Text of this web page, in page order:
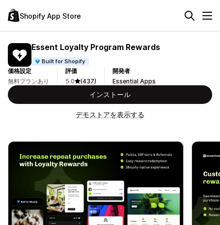
Shopify App Store
Essent Loyalty Program Rewards
Built for Shopify
価格設定
無料プランあり
評価
5.0
(437)
開発者
Essential Apps
インストール
デモストアを表示する